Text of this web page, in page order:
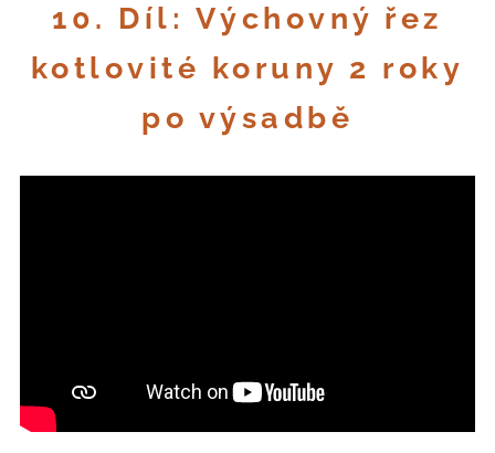
10. Díl: Výchovný řez
kotlovité koruny 2 roky
po výsadbě